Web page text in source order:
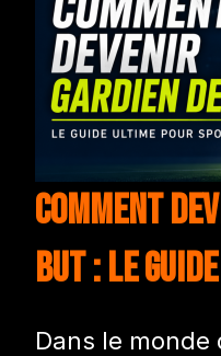
Comment
but : le
Dans le monde